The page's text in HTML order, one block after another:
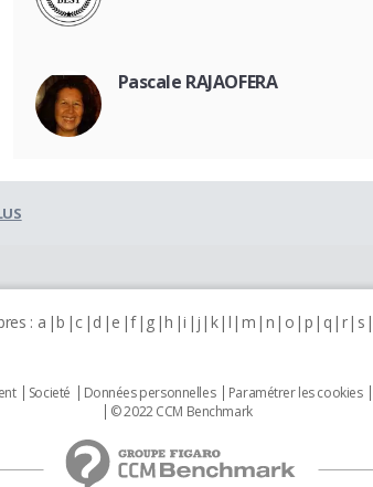
Pascale RAJAOFERA
: a b c d e f g h i j k l m n o p q r s
Societé Données personnelles Paramétrer les cookies
© 2022 CCM Benchmark